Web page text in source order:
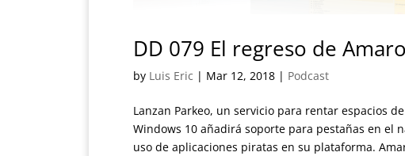
DD 079 El regreso de
by Luis Eric | Mar 12, 2018 | Podcast
Lanzan Parkeo, un servicio para rentar espacios
Windows 10 añadirá soporte para pestañas en el
uso de aplicaciones piratas en su plataforma.